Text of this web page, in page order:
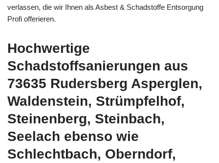
verlassen, die wir Ihnen als Asbest & Schadstoffe Entsorgung
Profi offerieren.
Hochwertige
Schadstoffsanierungen aus
73635 Rudersberg Asperglen,
Waldenstein, Strümpfelhof,
Steinenberg, Steinbach,
Seelach ebenso wie
Schlechtbach, Oberndorf,